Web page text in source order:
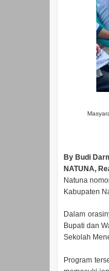
By Budi
NATUNA,
Natuna
Kabupaten
Dalam
Bupati dan
Sekolah
Program